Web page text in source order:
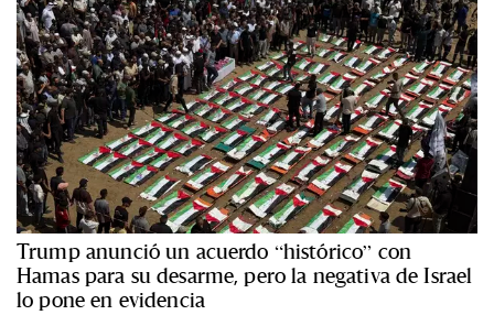
Trump anunció un acuerdo “histórico” con
Hamas para su desarme, pero la negativa de Israel
lo pone en evidencia